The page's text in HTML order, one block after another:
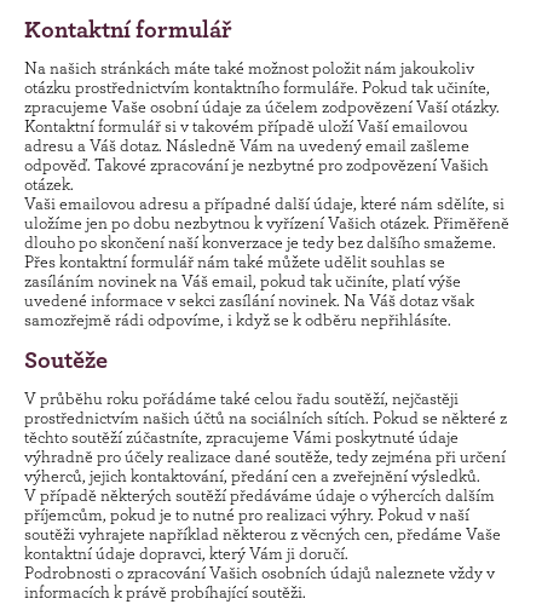
Kontaktní formulář
Na našich stránkách máte také možnost položit nám jakoukoliv
otázku prostřednictvím kontaktního formuláře. Pokud tak učiníte,
zpracujeme Vaše osobní údaje za účelem zodpovězení Vaší otázky.
Kontaktní formulář si v takovém případě uloží Vaší emailovou
adresu a Váš dotaz. Následně Vám na uvedený email zašleme
odpověď. Takové zpracování je nezbytné pro zodpovězení Vašich
otázek.
Vaši emailovou adresu a případné další údaje, které nám sdělíte, si
uložíme jen po dobu nezbytnou k vyřízení Vašich otázek. Přiměřeně
dlouho po skončení naší konverzace je tedy bez dalšího smažeme.
Přes kontaktní formulář nám také můžete udělit souhlas se
zasíláním novinek na Váš email, pokud tak učiníte, platí výše
uvedené informace v sekci zasílání novinek. Na Váš dotaz však
samozřejmě rádi odpovíme, i když se k odběru nepřihlásíte.
Soutěže
V průběhu roku pořádáme také celou řadu soutěží, nejčastěji
prostřednictvím našich účtů na sociálních sítích. Pokud se některé z
těchto soutěží zúčastníte, zpracujeme Vámi poskytnuté údaje
výhradně pro účely realizace dané soutěže, tedy zejména při určení
výherců, jejich kontaktování, předání cen a zveřejnění výsledků.
V případě některých soutěží předáváme údaje o výhercích dalším
příjemcům, pokud je to nutné pro realizaci výhry. Pokud v naší
soutěži vyhrajete například některou z věcných cen, předáme Vaše
kontaktní údaje dopravci, který Vám ji doručí.
Podrobnosti o zpracování Vašich osobních údajů naleznete vždy v
informacích k právě probíhající soutěži.